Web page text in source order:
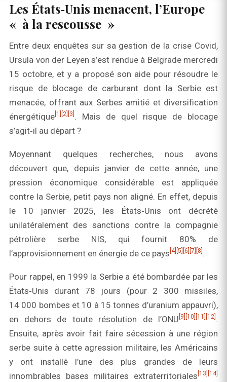
Les États‑Unis menacent, l’Europe
« à la rescousse »
Entre deux enquêtes sur sa gestion de la crise Covid,
Ursula von der Leyen s’est rendue à Belgrade mercredi
15 octobre, et y a proposé son aide pour résoudre le
risque de blocage de carburant dont la Serbie est
menacée, offrant aux Serbes amitié et diversification
énergétique [1] [2] [3] . Mais de quel risque de blocage
s’agit‑il au départ ?
Moyennant quelques recherches, nous avons
découvert que, depuis janvier de cette année, une
pression économique considérable est appliquée
contre la Serbie, petit pays non aligné. En effet, depuis
le 10 janvier 2025, les États‑Unis ont décrété
unilatéralement des sanctions contre la compagnie
pétrolière serbe NIS, qui fournit 80% de
l’approvisionnement en énergie de ce pays [4] [5] [6] [7] [8] .
Pour rappel, en 1999 la Serbie a été bombardée par les
États‑Unis durant 78 jours (pour 2 300 missiles,
14 000 bombes et 10 à 15 tonnes d’uranium appauvri),
en dehors de toute résolution de l’ONU [9] [10] [11] [12] .
Ensuite, après avoir fait faire sécession à une région
serbe suite à cette agression militaire, les Américains
y ont installé l’une des plus grandes de leurs
innombrables bases militaires extraterritoriales [13] [14]